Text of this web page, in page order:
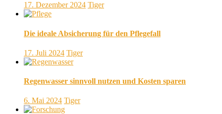
17. Dezember 2024 Tiger
Die ideale Absicherung für den Pflegefall
17. Juli 2024 Tiger
Regenwasser sinnvoll nutzen und Kosten sparen
6. Mai 2024 Tiger